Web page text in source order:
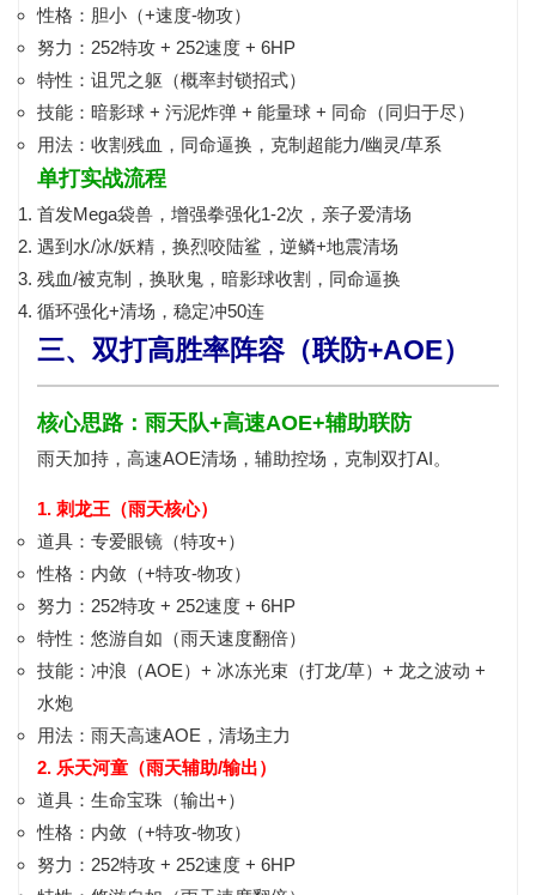
性格： 胆小（+速度-物攻）
努力： 252特攻 + 252速度 + 6HP
特性： 诅咒之躯（概率封锁招式）
技能： 暗影球 + 污泥炸弹 + 能量球 + 同命（同归于尽）
用法： 收割残血 ，同命逼换，克制超能力/幽灵/草系
单打实战流程
首发Mega袋兽， 增强拳强化1-2次 ，亲子爱清场
遇到水/冰/妖精，换烈咬陆鲨， 逆鳞+地震清场
残血/被克制，换耿鬼， 暗影球收割 ，同命逼换
循环强化+清场，稳定冲50连
三、双打高胜率阵容（联防+AOE）
核心思路：雨天队+高速AOE+辅助联防
雨天加持，高速AOE清场，辅助控场，克制双打AI。
1. 刺龙王（雨天核心）
道具： 专爱眼镜（特攻+）
性格： 内敛（+特攻-物攻）
努力： 252特攻 + 252速度 + 6HP
特性： 悠游自如（雨天速度翻倍）
技能： 冲浪（AOE）+ 冰冻光束（打龙/草）+ 龙之波动 +
水炮
用法： 雨天高速AOE ，清场主力
2. 乐天河童（雨天辅助/输出）
道具： 生命宝珠（输出+）
性格： 内敛（+特攻-物攻）
努力： 252特攻 + 252速度 + 6HP